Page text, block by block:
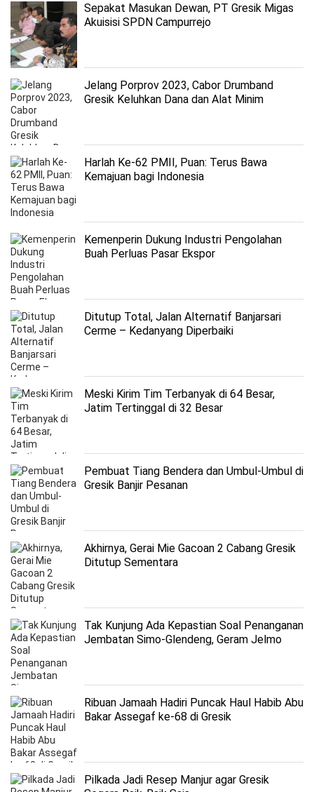
Sepakat Masukan Dewan, PT Gresik Migas
Akuisisi SPDN Campurrejo
Jelang Porprov 2023, Cabor Drumband
Gresik Keluhkan Dana dan Alat Minim
Harlah Ke-62 PMII, Puan: Terus Bawa
Kemajuan bagi Indonesia
Kemenperin Dukung Industri Pengolahan
Buah Perluas Pasar Ekspor
Ditutup Total, Jalan Alternatif Banjarsari
Cerme – Kedanyang Diperbaiki
Meski Kirim Tim Terbanyak di 64 Besar,
Jatim Tertinggal di 32 Besar
Pembuat Tiang Bendera dan Umbul-Umbul di
Gresik Banjir Pesanan
Akhirnya, Gerai Mie Gacoan 2 Cabang Gresik
Ditutup Sementara
Tak Kunjung Ada Kepastian Soal Penanganan
Jembatan Simo-Glendeng, Geram Jelmo
Ribuan Jamaah Hadiri Puncak Haul Habib Abu
Bakar Assegaf ke-68 di Gresik
Pilkada Jadi Resep Manjur agar Gresik